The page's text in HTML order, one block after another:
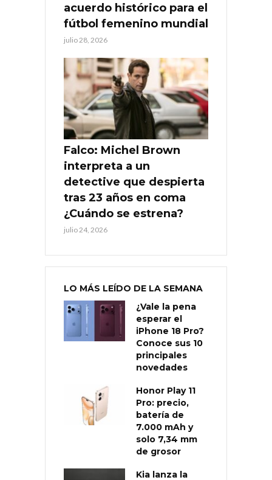
acuerdo histórico para el
fútbol femenino mundial
julio 28, 2026
Falco: Michel Brown
interpreta a un
detective que despierta
tras 23 años en coma
¿Cuándo se estrena?
julio 24, 2026
LO MÁS LEÍDO DE LA SEMANA
¿Vale la pena
esperar el
iPhone 18 Pro?
Conoce sus 10
principales
novedades
Honor Play 11
Pro: precio,
batería de
7.000 mAh y
solo 7,34 mm
de grosor
Kia lanza la